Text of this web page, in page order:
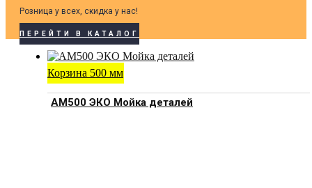
Розница у всех, скидка у нас!
ПЕРЕЙТИ В КАТАЛОГ
Корзина 500 мм
АМ500 ЭКО Мойка деталей